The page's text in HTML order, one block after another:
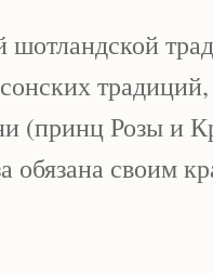
шотландской
традиций,
(принц Розы и
обязана своим